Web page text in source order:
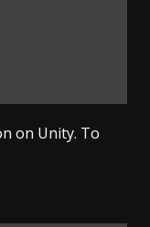
on Unity. To